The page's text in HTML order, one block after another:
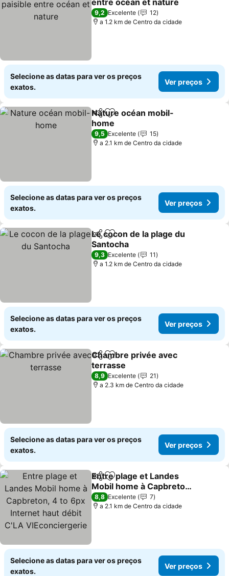
entre océan et nature
Ver preços
9,2 Excelente
12
a 1.2 km de Centro da cidade
Selecione as datas para ver os preços
exatos.
Ver preços
PartilharAdicionar aos favoritos
Nature océan mobil-
home
Ver preços
9,5 Excelente
15
a 2.1 km de Centro da cidade
Selecione as datas para ver os preços
exatos.
Ver preços
PartilharAdicionar aos favoritos
Le cocon de la plage du
Santocha
Ver preços
9,3 Excelente
11
a 1.2 km de Centro da cidade
Selecione as datas para ver os preços
exatos.
Ver preços
PartilharAdicionar aos favoritos
Chambre privée avec
terrasse
Ver preços
8,9 Excelente
21
a 2.3 km de Centro da cidade
Selecione as datas para ver os preços
exatos.
Ver preços
PartilharAdicionar aos favoritos
Entre plage et Landes
Mobil home à Capbreton,
4 to 6px Internet haut
débit C'LA
Ver preços
8,8 Excelente
7
a 2.1 km de Centro da cidade
Selecione as datas para ver os preços
exatos.
Ver preços